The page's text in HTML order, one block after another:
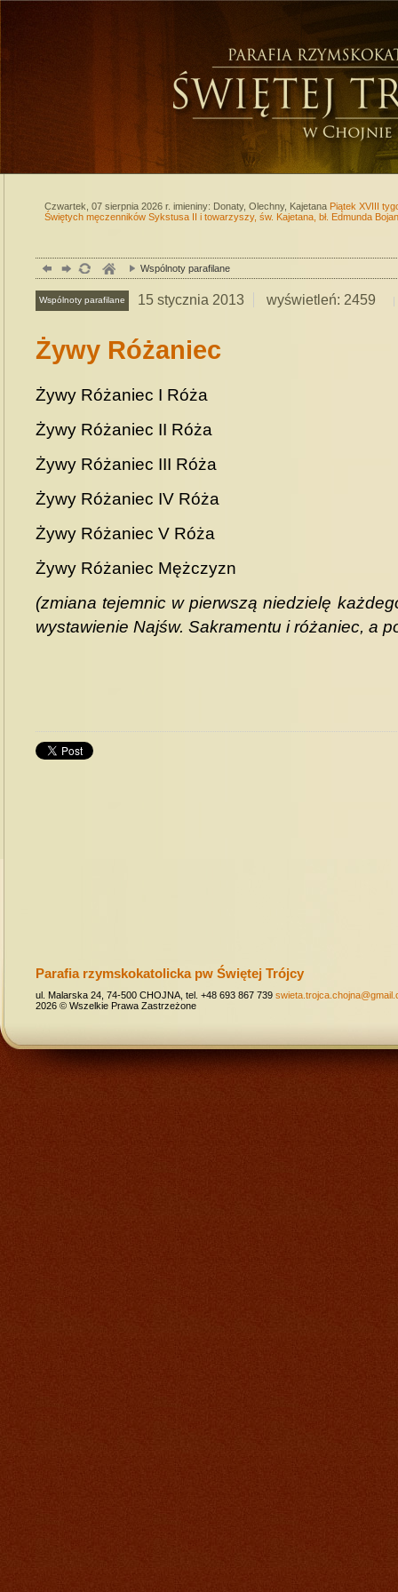
Czwartek, 07 sierpnia 2026 r. imieniny: Donaty, Olechny, Kajetana Piątek XVIII
Świętych męczenników Sykstusa II i towarzyszy, św. Kajetana, bł. Edmunda
Wspólnoty parafilane
Wspólnoty parafilane 15 stycznia 2013 wyświetleń: 2459
Żywy Różaniec
Żywy Różaniec I Róża
Żywy Różaniec II Róża
Żywy Różaniec III Róża
Żywy Różaniec IV Róża
Żywy Różaniec V Róża
Żywy Różaniec Mężczyzn
(zmiana tejemnic w pierwszą niedzielę
wystawienie Najśw. Sakramentu i różaniec, a
Parafia rzymskokatolicka pw Świętej Trójcy
ul. Malarska 24, 74-500 CHOJNA, tel. +48 693 867 739
2026 © Wszelkie Prawa Zastrzeżone